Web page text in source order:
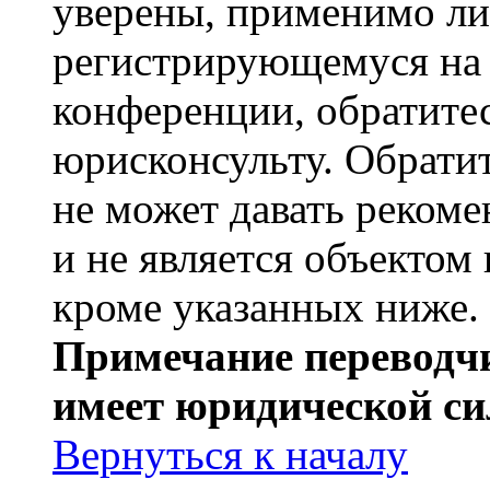
уверены, применимо
регистрирующемуся
конференции,
юрисконсульту.
не может давать
и не является
кроме указанных ниже.
Примечание
имеет юридической
Вернуться к началу